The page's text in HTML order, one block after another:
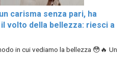
carisma senza pari, ha
volto della bellezza: riesci a
in cui vediamo la bellezza 😳🔥 Un